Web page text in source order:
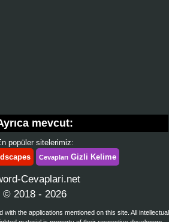
mevcut:
popüler sitelerimiz:
Cevapları Gizli Kelime
Cevaplari.net
© 2018 - 2026
with the applications mentioned on this site. All intellectual